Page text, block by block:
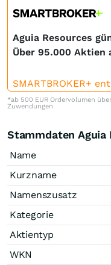
Aguia Resources
Über 95.000 Aktien
SMARTBROKER+
*ab 500 EUR Ordervolumen
Zuwendungen
Stammdaten Aguia
Name
Kurzname
Namenszusatz
Kategorie
Aktientyp
WKN